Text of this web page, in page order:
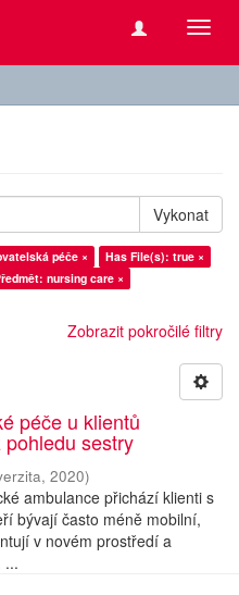
Vykonat
péče ×
Has File(s): true ×
nursing care ×
Zobrazit pokročilé filtry
péče u klientů
sestry
, 2020)
ambulance přichází klienti s
bývají často méně mobilní,
v novém prostředí a
...